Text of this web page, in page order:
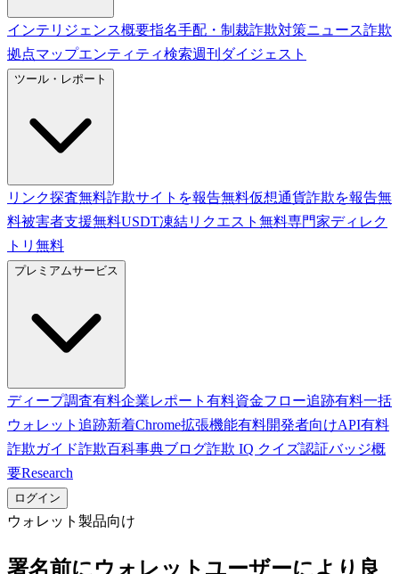
インテリジェンス概要指名手配・制裁詐欺対策ニュース詐欺
拠点マップエンティティ検索週刊ダイジェスト
ツール・レポート
リンク探査無料詐欺サイトを報告無料仮想通貨詐欺を報告無
料被害者支援無料USDT凍結リクエスト 無料専門家ディレク
トリ 無料
プレミアムサービス
ディープ調査有料企業レポート 有料資金フロー追跡有料一括
ウォレット追跡新着Chrome拡張機能有料開発者向けAPI有料
詐欺ガイド詐欺百科事典ブログ詐欺 IQ クイズ認証バッジ概
要Research
ログイン
ウォレット製品向け
署名前にウォレットユーザーにより良